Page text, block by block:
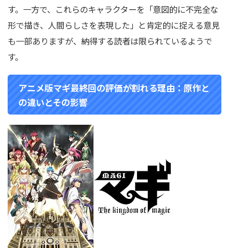
す。一方で、これらのキャラクターを「意図的に不完全な
形で描き、人間らしさを表現した」と肯定的に捉える意見
も一部ありますが、納得する読者は限られているようで
す。
アニメ版マギ最終回の評価が割れる理由：原作と
の違いとその影響